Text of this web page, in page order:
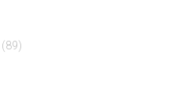
(89)